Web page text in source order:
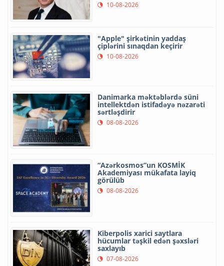
10-08-2026
"Apple" şirkətinin yaddaş
çiplərini sınaqdan keçirir
10-08-2026
Danimarka məktəblərdə süni
intellektdən istifadəyə nəzarəti
sərtləşdirir
08-08-2026
“Azərkosmos”un KOSMİK
Akademiyası mükafata layiq
görülüb
08-08-2026
Kiberpolis xarici saytlara
hücumlar təşkil edən şəxsləri
saxlayıb
07-08-2026